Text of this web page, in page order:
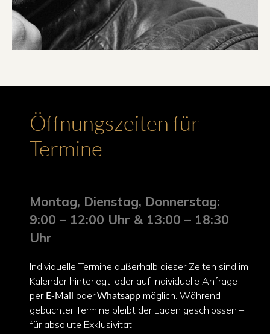
Öffnungszeiten für
Termine
Montag, Dienstag, Donnerstag:
9:00 – 12:00 Uhr & 13:00 – 18:30
Uhr
Individuelle Termine außerhalb dieser Zeiten sind im
Kalender hinterlegt, oder auf individuelle Anfrage
per E-Mail oderWhatsapp möglich. Während
gebuchter Termine bleibt der Laden geschlossen –
für absolute Exklusivität.